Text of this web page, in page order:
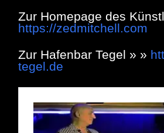
Zur Homepage des
https://zedmitchell.com
Zur Hafenbar Tegel » »
tegel.de